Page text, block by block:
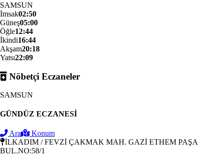
SAMSUN
İmsak02:50
Güneş05:00
Öğle12:44
İkindi16:44
Akşam20:18
Yatsı22:09
Nöbetçi Eczaneler
SAMSUN
GÜNDÜZ ECZANESİ
Ara
Konum
İLKADIM / FEVZİ ÇAKMAK MAH. GAZİ ETHEM PAŞA
BUL.NO:58/1